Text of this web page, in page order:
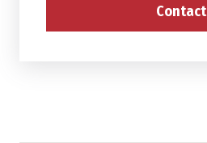
Contact